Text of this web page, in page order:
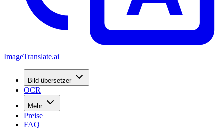
ImageTranslate.ai
Bild übersetzer
OCR
Mehr
Preise
FAQ